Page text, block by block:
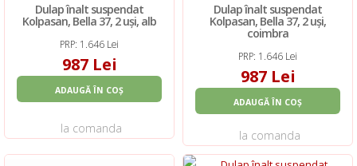
Dulap înalt suspendat
Kolpasan, Bella 37, 2 uși, alb
PRP: 1.646 Lei
987 Lei
ADAUGĂ ÎN COȘ
la comanda
Dulap înalt suspendat
Kolpasan, Bella 37, 2 uși,
coimbra
PRP: 1.646 Lei
987 Lei
ADAUGĂ ÎN COȘ
la comanda